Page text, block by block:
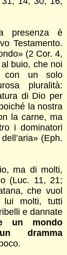
presenza è
Testamento.
(2 Cor. 4,
buio, che noi
con un solo
pluralità:
di Dio per
la nostra
la carne, ma
i dominatori
(Eph.
ma di molti,
(Luc. 11, 21;
che vuol
lui molti, tutti
e dannate
un mondo
dramma